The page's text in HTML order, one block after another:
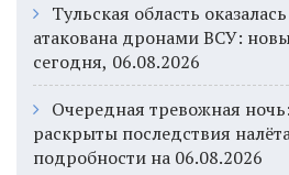
Тульская область
атакована дронами ВСУ:
сегодня, 06.08.2026
Очередная тревожная
раскрыты последствия
подробности на 06.08.2026